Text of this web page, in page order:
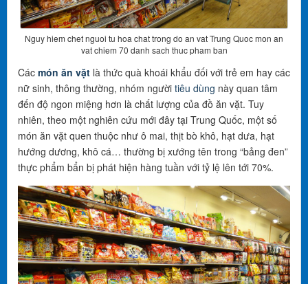
Nguy hiem chet nguoi tu hoa chat trong do an vat Trung Quoc mon an
vat chiem 70 danh sach thuc pham ban
Các món ăn vặt là thức quà khoái khẩu đối với trẻ em hay các
nữ sinh, thông thường, nhóm người tiêu dùng này quan tâm
đến độ ngon miệng hơn là chất lượng của đồ ăn vặt. Tuy
nhiên, theo một nghiên cứu mới đây tại Trung Quốc, một số
món ăn vặt quen thuộc như ô mai, thịt bò khô, hạt dưa, hạt
hướng dương, khô cá… thường bị xướng tên trong “bảng đen”
thực phẩm bẩn bị phát hiện hàng tuần với tỷ lệ lên tới 70%.